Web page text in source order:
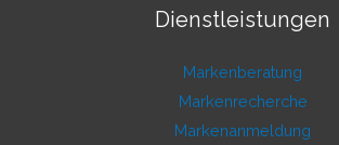
Dienstleistungen
Markenberatung
Markenrecherche
Markenanmeldung